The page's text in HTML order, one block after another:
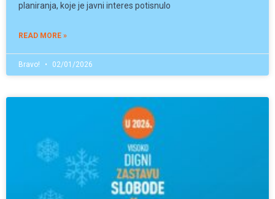
planiranja, koje je javni interes potisnulo
READ MORE »
Bravo! 02/01/2026